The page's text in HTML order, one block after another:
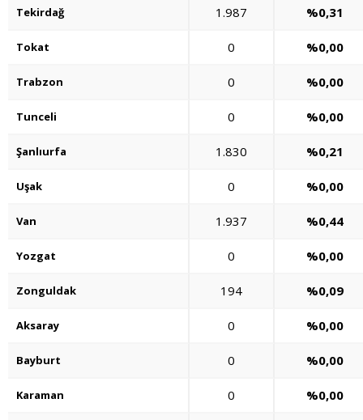
Tekirdağ 1.987 %0,31
Tokat 0 %0,00
Trabzon 0 %0,00
Tunceli 0 %0,00
Şanlıurfa 1.830 %0,21
Uşak 0 %0,00
Van 1.937 %0,44
Yozgat 0 %0,00
Zonguldak 194 %0,09
Aksaray 0 %0,00
Bayburt 0 %0,00
Karaman 0 %0,00